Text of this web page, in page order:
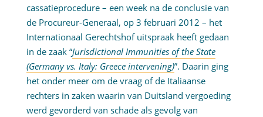
cassatieprocedure – een week na de conclusie van
de Procureur-Generaal, op 3 februari 2012 – het
Internationaal Gerechtshof uitspraak heeft gedaan
in de zaak “Jurisdictional Immunities of the State
(Germany vs. Italy: Greece intervening)”. Daarin ging
het onder meer om de vraag of de Italiaanse
rechters in zaken waarin van Duitsland vergoeding
werd gevorderd van schade als gevolg van